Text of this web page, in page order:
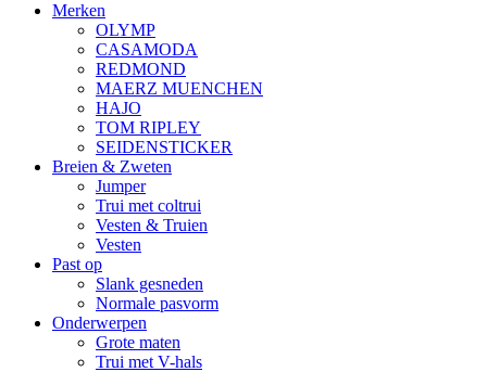
Merken
OLYMP
CASAMODA
REDMOND
MAERZ MUENCHEN
HAJO
TOM RIPLEY
SEIDENSTICKER
Breien & Zweten
Jumper
Trui met coltrui
Vesten & Truien
Vesten
Past op
Slank gesneden
Normale pasvorm
Onderwerpen
Grote maten
Trui met V-hals